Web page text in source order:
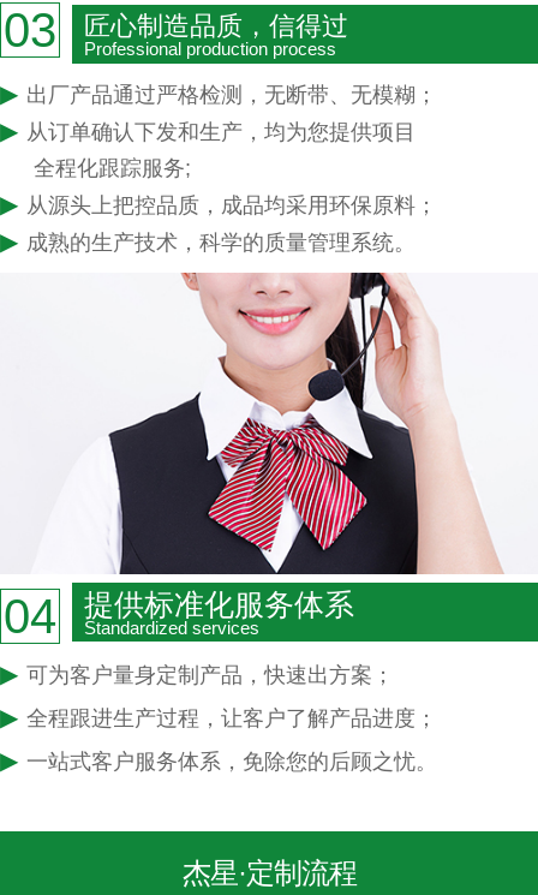
03 匠心制造品质，信得过
Professional production process
▶ 出厂产品通过严格检测，无断带、无模糊；
▶ 从订单确认下发和生产，均为您提供项目
全程化跟踪服务;
▶ 从源头上把控品质，成品均采用环保原料；
▶ 成熟的生产技术，科学的质量管理系统。
04 提供标准化服务体系
Standardized services
▶ 可为客户量身定制产品，快速出方案；
▶ 全程跟进生产过程，让客户了解产品进度；
▶ 一站式客户服务体系，免除您的后顾之忧。
杰星·定制流程